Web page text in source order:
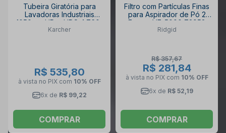
Tubeira Giratória para
Lavadoras Industriais
1050mm HD e HDS 4.760-
385.0 KARCHER
Karcher
R$ 535,80
à vista no PIX com 10% OFF
6x de R$ 99,22
COMPRAR
Filtro com Partículas Finas
para Aspirador de Pó 2
Etapas VF-5000 72952
RIDGID
Ridgid
R$ 357,67
R$ 281,84
à vista no PIX com 10% OFF
6x de R$ 52,19
COMPRAR